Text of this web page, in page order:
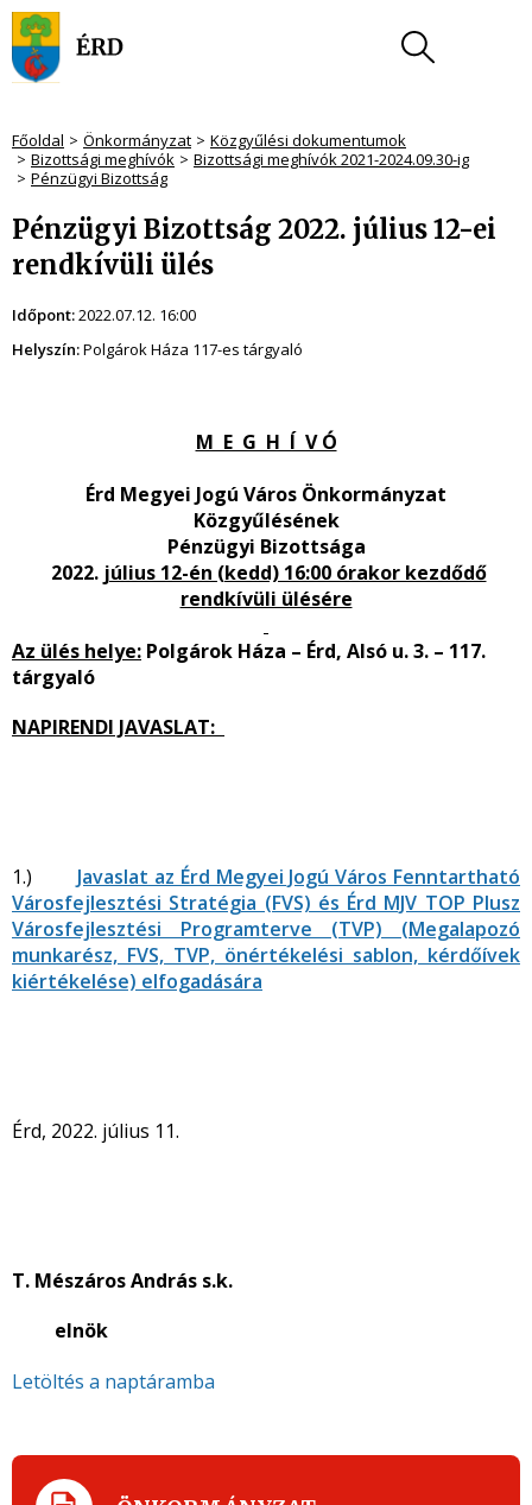
Főoldal Önkormányzat
Közgyűlési dokumentumok
Bizottsági meghívók
Bizottsági meghívók 2021-2024.09.30-ig
Pénzügyi Bizottság
Pénzügyi Bizottság 2022. július 12-ei
rendkívüli ülés
Időpont:2022.07.12. 16:00
Helyszín:Polgárok Háza 117-es tárgyaló
M E G H Í V Ó
Érd Megyei Jogú Város Önkormányzat
Közgyűlésének
Pénzügyi Bizottsága
2022. július 12-én (kedd) 16:00 órakor kezdődő
rendkívüli ülésére
Az ülés helye: Polgárok Háza – Érd, Alsó u. 3. – 117.
tárgyaló
NAPIRENDI JAVASLAT:
1.) Javaslat az Érd Megyei Jogú Város Fenntartható
Városfejlesztési Stratégia (FVS) és Érd MJV TOP Plusz
Városfejlesztési Programterve (TVP) (Megalapozó
munkarész, FVS, TVP, önértékelési sablon, kérdőívek
kiértékelése) elfogadására
Érd, 2022. július 11.
T. Mészáros András s.k.
elnök
Letöltés a naptáramba